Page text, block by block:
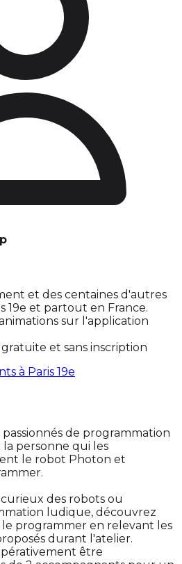
et des centaines d'autres
19e et partout en France.
sur l'application
et sans inscription
à Paris 19e
de programmation
personne qui les
le robot Photon et
des robots ou
ludique, découvrez
programmer en relevant les
durant l'atelier.
être